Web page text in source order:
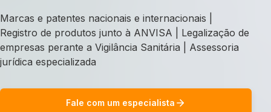
Marcas e patentes nacionais e internacionais |
Registro de produtos junto à ANVISA | Legalização de
empresas perante a Vigilância Sanitária | Assessoria
jurídica especializada
Fale com um especialista